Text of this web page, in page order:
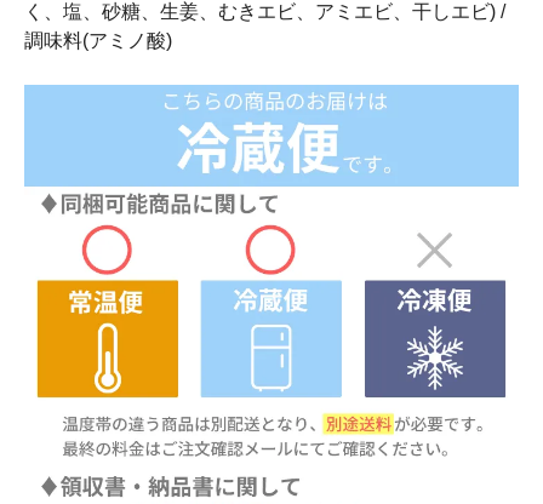
く、塩、砂糖、生姜、むきエビ、アミエビ、干しエビ) /
調味料(アミノ酸)